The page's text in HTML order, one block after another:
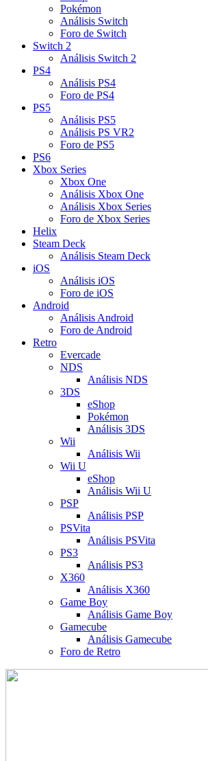
Pokémon
Análisis Switch
Foro de Switch
Switch 2
Análisis Switch 2
PS4
Análisis PS4
Foro de PS4
PS5
Análisis PS5
Análisis PS VR2
Foro de PS5
PS6
Xbox Series
Xbox One
Análisis Xbox One
Análisis Xbox Series
Foro de Xbox Series
Helix
Steam Deck
Análisis Steam Deck
iOS
Análisis iOS
Foro de iOS
Android
Análisis Android
Foro de Android
Retro
Evercade
NDS
Análisis NDS
3DS
eShop
Pokémon
Análisis 3DS
Wii
Análisis Wii
Wii U
eShop
Análisis Wii U
PSP
Análisis PSP
PSVita
Análisis PSVita
PS3
Análisis PS3
X360
Análisis X360
Game Boy
Análisis Game Boy
Gamecube
Análisis Gamecube
Foro de Retro